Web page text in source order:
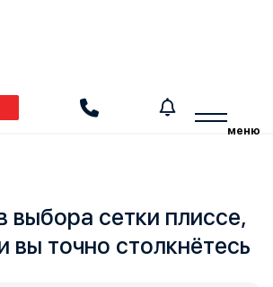
сетки, шторы плиссе и перегородки
меню
выбора сетки плиссе,
вы точно столкнётесь